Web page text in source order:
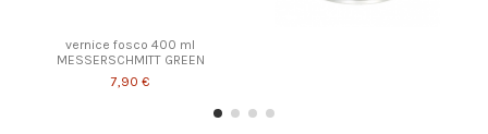
vernice fosco 400 ml
MESSERSCHMITT GREEN
7,90 €